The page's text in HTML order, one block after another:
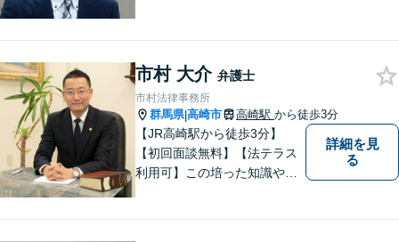
市村 大介 弁護士
市村法律事務所
群馬県|高崎市 高崎駅 から徒歩3分
【JR高崎駅から徒歩3分】
【初回面談無料】【法テラス
利用可】この培った知識や経
詳細を見
る